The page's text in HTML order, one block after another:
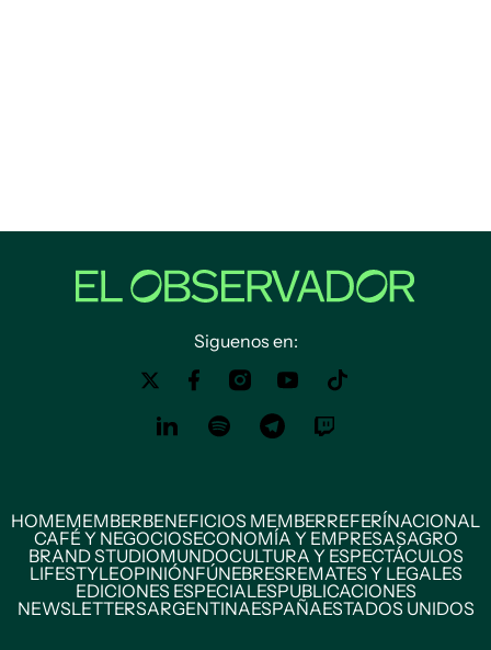
Siguenos en:
HOMEMEMBERBENEFICIOS MEMBERREFERÍNACIONAL
CAFÉ Y NEGOCIOSECONOMÍA Y EMPRESASAGRO
BRAND STUDIOMUNDOCULTURA Y ESPECTÁCULOS
LIFESTYLEOPINIÓNFÚNEBRESREMATES Y LEGALES
EDICIONES ESPECIALESPUBLICACIONES
NEWSLETTERSARGENTINAESPAÑAESTADOS UNIDOS